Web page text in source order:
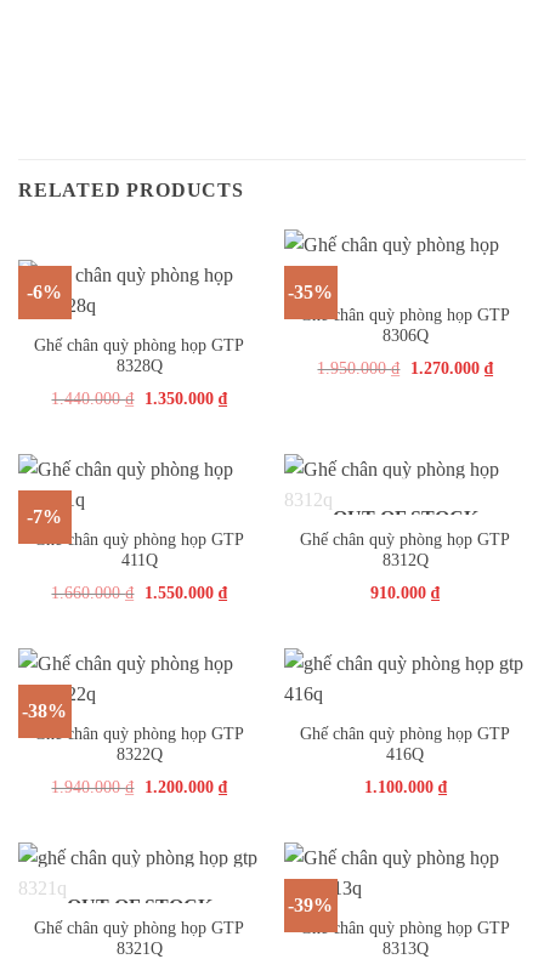
RELATED PRODUCTS
-6%
Ghế chân quỳ phòng họp GTP
8328Q
1.440.000₫ 1.350.000 ₫
-35%
Ghế chân quỳ phòng họp GTP
8306Q
1.950.000₫ 1.270.000 ₫
-7%
Ghế chân quỳ phòng họp GTP
411Q
1.660.000₫ 1.550.000 ₫
OUT OF STOCK
Ghế chân quỳ phòng họp GTP
8312Q
910.000 ₫
-38%
Ghế chân quỳ phòng họp GTP
8322Q
1.940.000₫ 1.200.000 ₫
Ghế chân quỳ phòng họp GTP
416Q
1.100.000 ₫
OUT OF STOCK
Ghế chân quỳ phòng họp GTP
8321Q
-39%
Ghế chân quỳ phòng họp GTP
8313Q